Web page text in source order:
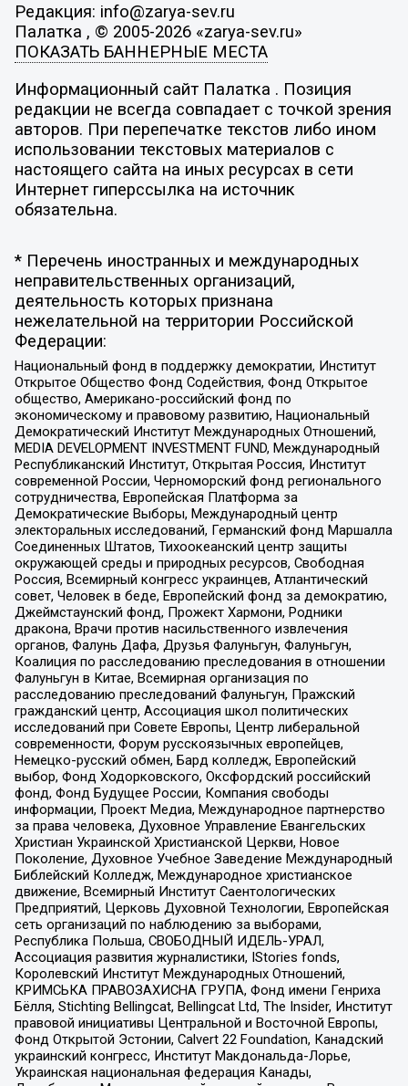
Редакция: info@zarya-sev.ru
Палатка , © 2005-2026 «zarya-sev.ru»
ПОКАЗАТЬ БАННЕРНЫЕ МЕСТА
Информационный сайт Палатка . Позиция
редакции не всегда совпадает с точкой зрения
авторов. При перепечатке текстов либо ином
использовании текстовых материалов с
настоящего сайта на иных ресурсах в сети
Интернет гиперссылка на источник
обязательна.
* Перечень иностранных и международных
неправительственных организаций,
деятельность которых признана
нежелательной на территории Российской
Федерации:
Национальный фонд в поддержку демократии, Институт
Открытое Общество Фонд Содействия, Фонд Открытое
общество, Американо-российский фонд по
экономическому и правовому развитию, Национальный
Демократический Институт Международных Отношений,
MEDIA DEVELOPMENT INVESTMENT FUND, Международный
Республиканский Институт, Открытая Россия, Институт
современной России, Черноморский фонд регионального
сотрудничества, Европейская Платформа за
Демократические Выборы, Международный центр
электоральных исследований, Германский фонд Маршалла
Соединенных Штатов, Тихоокеанский центр защиты
окружающей среды и природных ресурсов, Свободная
Россия, Всемирный конгресс украинцев, Атлантический
совет, Человек в беде, Европейский фонд за демократию,
Джеймстаунский фонд, Прожект Хармони, Родники
дракона, Врачи против насильственного извлечения
органов, Фалунь Дафа, Друзья Фалуньгун, Фалуньгун,
Коалиция по расследованию преследования в отношении
Фалуньгун в Китае, Всемирная организация по
расследованию преследований Фалуньгун, Пражский
гражданский центр, Ассоциация школ политических
исследований при Совете Европы, Центр либеральной
современности, Форум русскоязычных европейцев,
Немецко-русский обмен, Бард колледж, Европейский
выбор, Фонд Ходорковского, Оксфордский российский
фонд, Фонд Будущее России, Компания свободы
информации, Проект Медиа, Международное партнерство
за права человека, Духовное Управление Евангельских
Христиан Украинской Христианской Церкви, Новое
Поколение, Духовное Учебное Заведение Международный
Библейский Колледж, Международное христианское
движение, Всемирный Институт Саентологических
Предприятий, Церковь Духовной Технологии, Европейская
сеть организаций по наблюдению за выборами,
Республика Польша, СВОБОДНЫЙ ИДЕЛЬ-УРАЛ,
Ассоциация развития журналистики, IStories fonds,
Королевский Институт Международных Отношений,
КРИМСЬКА ПРАВОЗАХИСНА ГРУПА, Фонд имени Генриха
Бёлля, Stichting Bellingcat, Bellingcat Ltd, The Insider, Институт
правовой инициативы Центральной и Восточной Европы,
Фонд Открытой Эстонии, Calvert 22 Foundation, Канадский
украинский конгресс, Институт Макдональда-Лорье,
Украинская национальная федерация Канады,